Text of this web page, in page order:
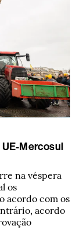
Mercosul
na véspera
os
acordo com os
acordo